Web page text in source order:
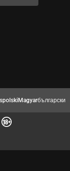
polskiMagyarбългарски